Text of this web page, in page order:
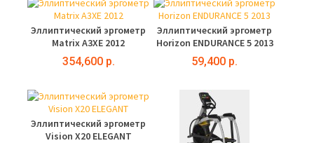
Эллиптический эргометр
Matrix A3XE 2012
354,600 р.
Эллиптический эргометр
Horizon ENDURANCE 5 2013
59,400 р.
Эллиптический эргометр
Vision X20 ELEGANT